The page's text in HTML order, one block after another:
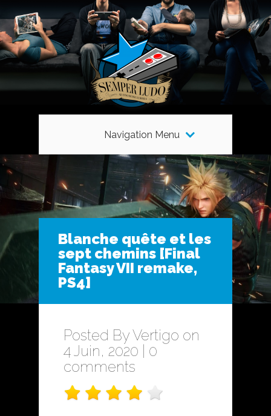
Navigation Menu
Blanche quête et les
sept chemins [Final
Fantasy VII remake,
PS4]
Posted ByVertigo on
4 Juin, 2020 | 0
comments